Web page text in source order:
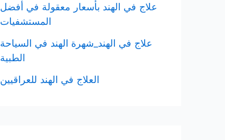
علاج في الهند بأسعار معقولة في أفضل
المستشفيات
علاج في الهند_شهرة الهند في السياحة
الطبية
العلاج في الهند للعراقيين